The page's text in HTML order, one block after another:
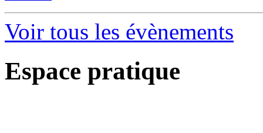
Voir tous les évènements
Espace pratique